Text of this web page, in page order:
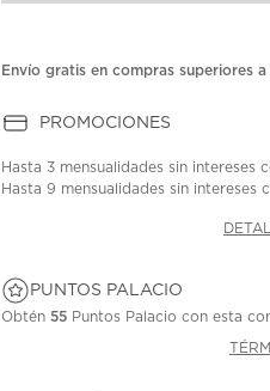
Envío gratis en compras superiores
PROMOCIONES
Hasta 3 mensualidades sin intereses
Hasta9 mensualidades sin intereses
PUNTOS PALACIO
Obtén55 Puntos Palacio con esta